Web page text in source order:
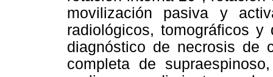
movilización pasiva y
radiológicos, tomográficos
diagnóstico de necrosis de
completa de